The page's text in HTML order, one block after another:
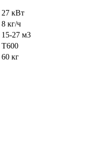
27 кВт
8 кг/ч
15-27 м3
T600
60 кг